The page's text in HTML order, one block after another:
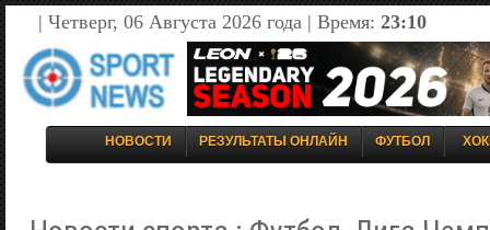
| Четверг, 06 Августа 2026 года | Время: 23:10
НОВОСТИ РЕЗУЛЬТАТЫ ОНЛАЙН ФУТБОЛ